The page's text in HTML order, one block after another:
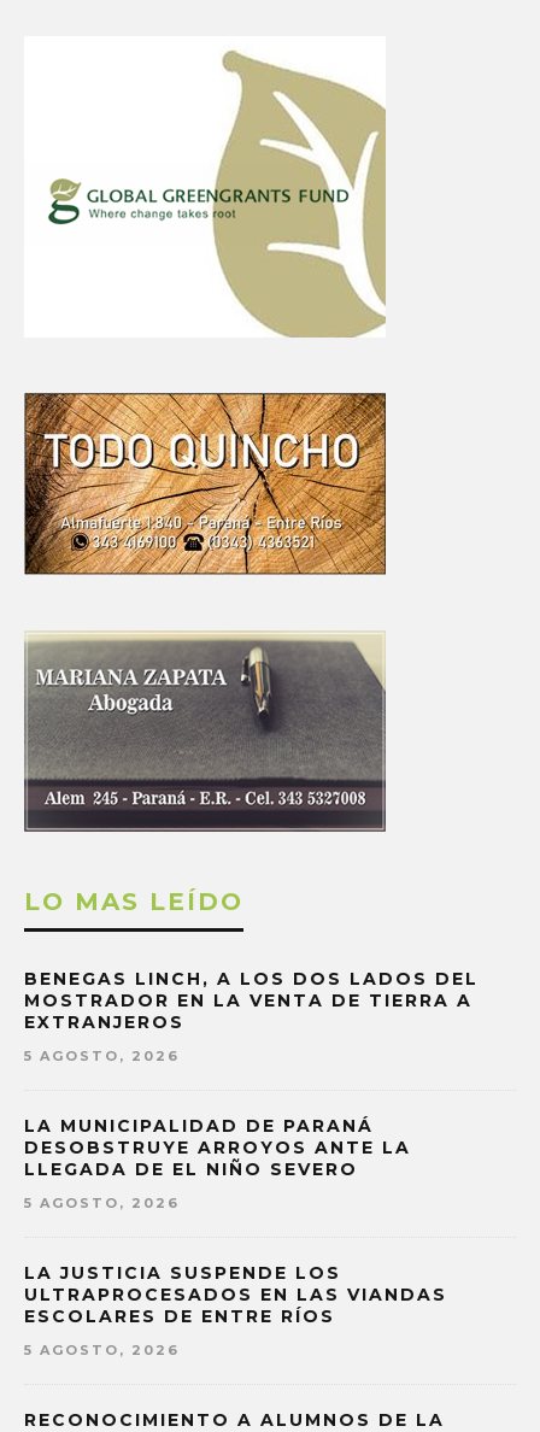
LO MAS LEÍDO
BENEGAS LINCH, A LOS DOS LADOS DEL
MOSTRADOR EN LA VENTA DE TIERRA A
EXTRANJEROS
5 AGOSTO, 2026
LA MUNICIPALIDAD DE PARANÁ
DESOBSTRUYE ARROYOS ANTE LA
LLEGADA DE EL NIÑO SEVERO
5 AGOSTO, 2026
LA JUSTICIA SUSPENDE LOS
ULTRAPROCESADOS EN LAS VIANDAS
ESCOLARES DE ENTRE RÍOS
5 AGOSTO, 2026
RECONOCIMIENTO A ALUMNOS DE LA